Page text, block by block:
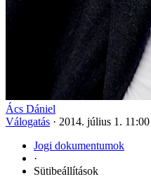
Ács Dániel
Válogatás · 2014. július 1. 11:00
Jogi dokumentumok
·
Sütibeállítások